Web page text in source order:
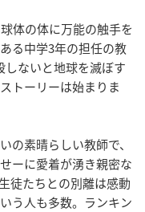
体の体に万能の触手を
る中学3年の担任の教
しないと地球を滅ぼす
トーリーは始まりま
の素晴らしい教師で、
ーに愛着が湧き親密な
徒たちとの別離は感動
う人も多数。ランキン